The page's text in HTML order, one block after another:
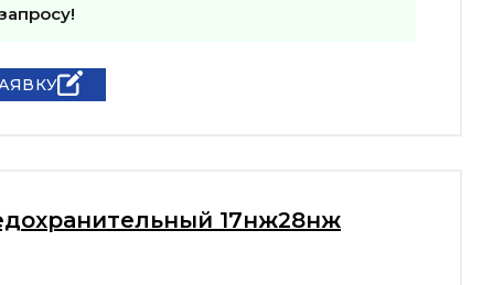
17нж28нж